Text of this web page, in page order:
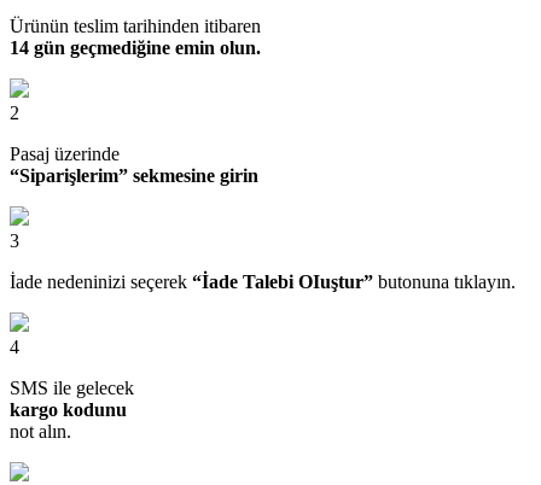
Ürünün teslim tarihinden itibaren
14 gün geçmediğine emin olun.
2
Pasaj üzerinde
“Siparişlerim” sekmesine girin
3
İade nedeninizi seçerek “İade Talebi OIuştur” butonuna tıklayın.
4
SMS ile gelecek
kargo kodunu
not alın.